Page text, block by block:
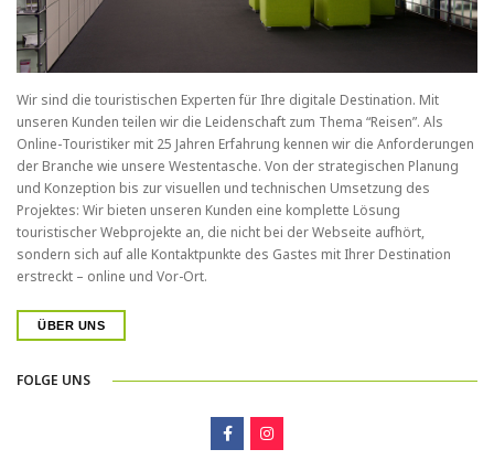
Wir sind die touristischen Experten für Ihre digitale Destination. Mit
unseren Kunden teilen wir die Leidenschaft zum Thema “Reisen”. Als
Online-Touristiker mit 25 Jahren Erfahrung kennen wir die Anforderungen
der Branche wie unsere Westentasche. Von der strategischen Planung
und Konzeption bis zur visuellen und technischen Umsetzung des
Projektes: Wir bieten unseren Kunden eine komplette Lösung
touristischer Webprojekte an, die nicht bei der Webseite aufhört,
sondern sich auf alle Kontaktpunkte des Gastes mit Ihrer Destination
erstreckt – online und Vor-Ort.
ÜBER UNS
FOLGE UNS